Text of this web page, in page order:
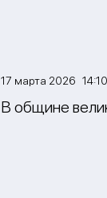
17 марта 2026 14:10
В общине